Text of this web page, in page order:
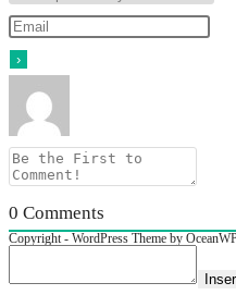
0 Comments
Copyright - WordPress Theme by